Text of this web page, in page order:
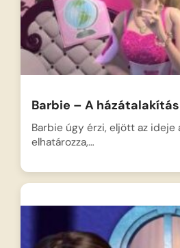
Barbie – A házátalakítás
Barbie úgy érzi, eljött az ideje
elhatározza,…